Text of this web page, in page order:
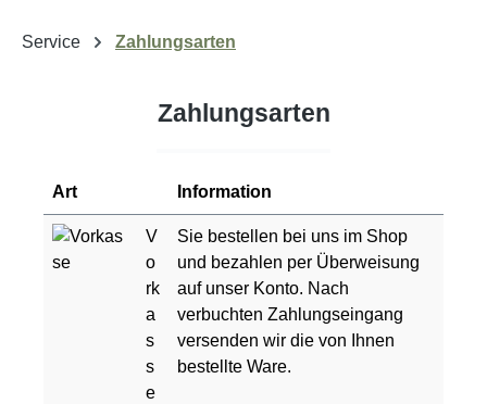
Service Zahlungsarten
Zahlungsarten
Art Information
V
o
rk
a
s
s
e
Sie bestellen bei uns im Shop
und bezahlen per Überweisung
auf unser Konto. Nach
verbuchten Zahlungseingang
versenden wir die von Ihnen
bestellte Ware.